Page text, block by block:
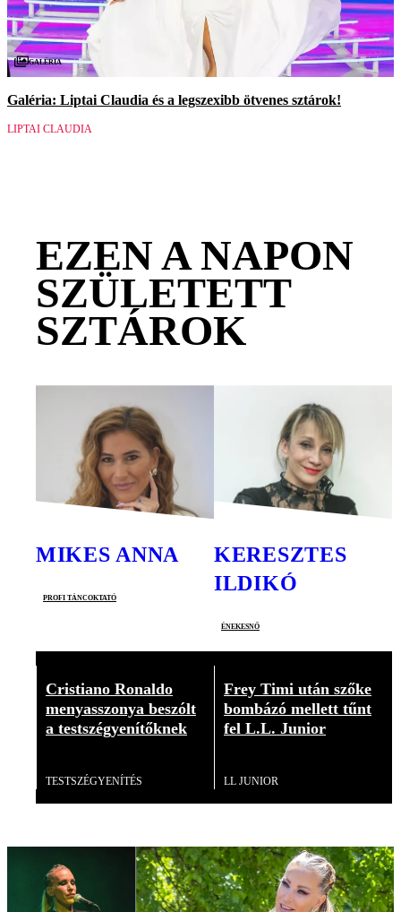
Galéria
Galéria: Liptai Claudia és a legszexibb ötvenes sztárok!
LIPTAI CLAUDIA
EZEN A NAPON
SZÜLETETT
SZTÁROK
MIKES ANNA
profi táncoktató
KERESZTES
ILDIKÓ
énekesnő
Cristiano Ronaldo
menyasszonya beszólt
a testszégyenítőknek
TESTSZÉGYENÍTÉS
Frey Timi után szőke
bombázó mellett tűnt
fel L.L. Junior
LL JUNIOR